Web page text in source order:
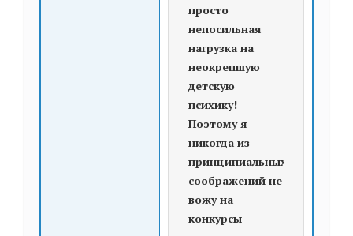
просто
непосильная
нагрузка на
неокрепшую
детскую
психику!
Поэтому я
никогда из
принципиальных
соображений не
вожу на
конкурсы